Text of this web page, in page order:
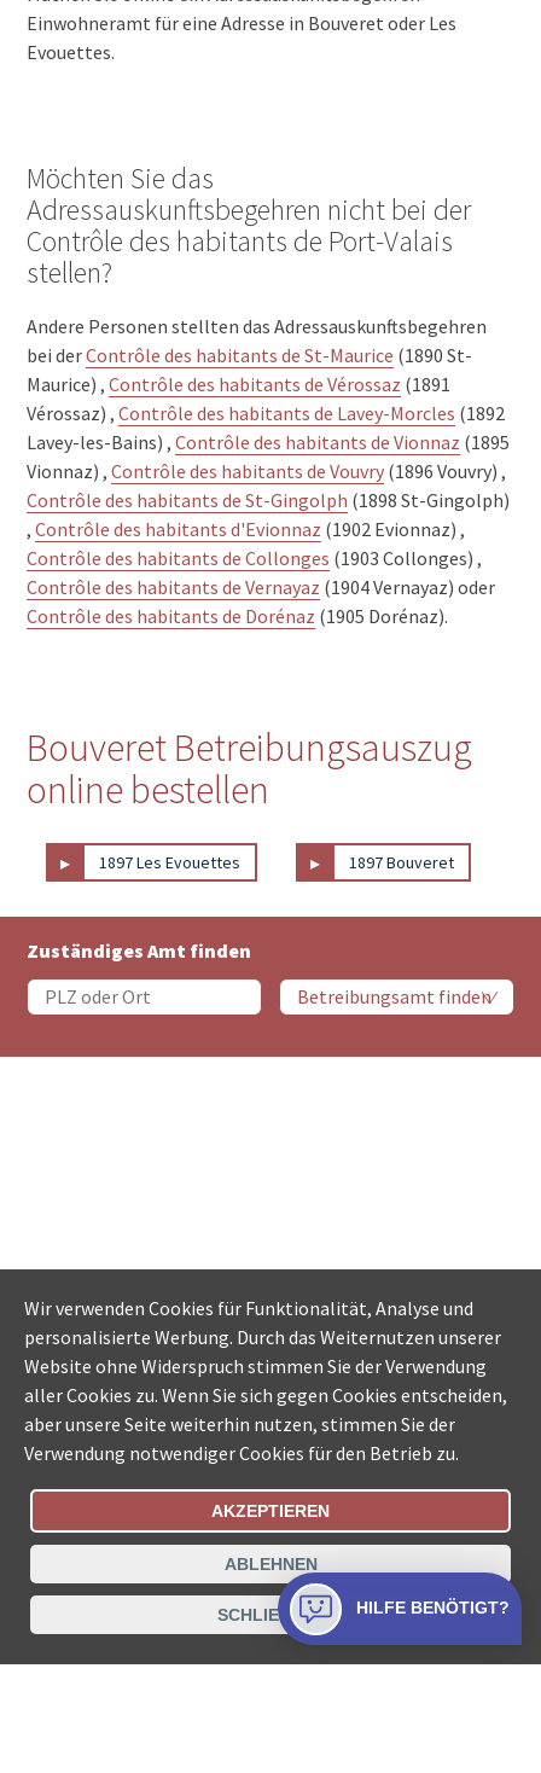
Einwohneramt für eine Adresse in Bouveret oder Les
Evouettes.
Möchten Sie das
Adressauskunftsbegehren nicht bei der
Contrôle des habitants de Port-Valais
stellen?
Andere Personen stellten das Adressauskunftsbegehren
bei derContrôle des habitants de St-Maurice (1890 St-
Maurice) ,Contrôle des habitants de Vérossaz (1891
Vérossaz) ,Contrôle des habitants de Lavey-Morcles (1892
Lavey-les-Bains) ,Contrôle des habitants de Vionnaz (1895
Vionnaz) ,Contrôle des habitants de Vouvry (1896 Vouvry) ,
Contrôle des habitants de St-Gingolph (1898 St-Gingolph)
,Contrôle des habitants d'Evionnaz (1902 Evionnaz) ,
Contrôle des habitants de Collonges (1903 Collonges) ,
Contrôle des habitants de Vernayaz (1904 Vernayaz) oder
Contrôle des habitants de Dorénaz (1905 Dorénaz).
Bouveret Betreibungsauszug
online bestellen
▸ 1897 Les Evouettes ▸ 1897 Bouveret
Zuständiges Amt finden
Bestellungsstatus Ämtersuche der Schweiz
Datenschutz Impressum Nutzungsbestimmungen
Kontakt
Wir verwenden Cookies für Funktionalität, Analyse und
personalisierte Werbung. Durch das Weiternutzen unserer
Website ohne Widerspruch stimmen Sie der Verwendung
aller Cookies zu. Wenn Sie sich gegen Cookies entscheiden,
aber unsere Seite weiterhin nutzen, stimmen Sie der
Verwendung notwendiger Cookies für den Betrieb zu.
AKZEPTIEREN
ABLEHNEN
SCHLIESSEN HILFE BENÖTIGT?